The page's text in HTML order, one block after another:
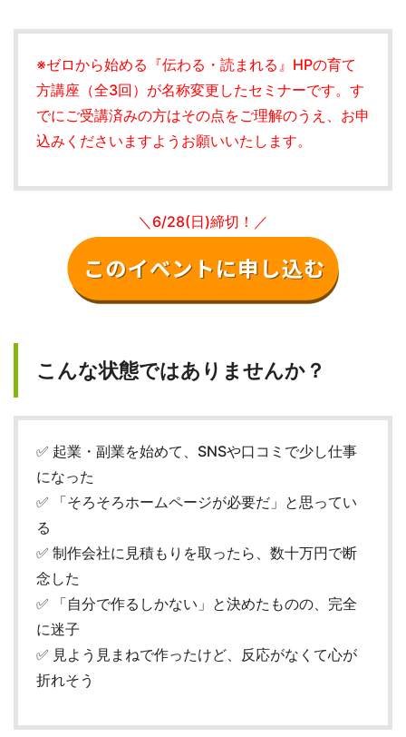
※ゼロから始める『伝わる・読まれる』HPの育て
方講座（全3回）が名称変更したセミナーです。す
でにご受講済みの方はその点をご理解のうえ、お申
込みくださいますようお願いいたします。
＼6/28(日)締切！／
こんな状態ではありませんか？
✅ 起業・副業を始めて、SNSや口コミで少し仕事
になった
✅ 「そろそろホームページが必要だ」と思ってい
る
✅ 制作会社に見積もりを取ったら、数十万円で断
念した
✅ 「自分で作るしかない」と決めたものの、完全
に迷子
✅ 見よう見まねで作ったけど、反応がなくて心が
折れそう